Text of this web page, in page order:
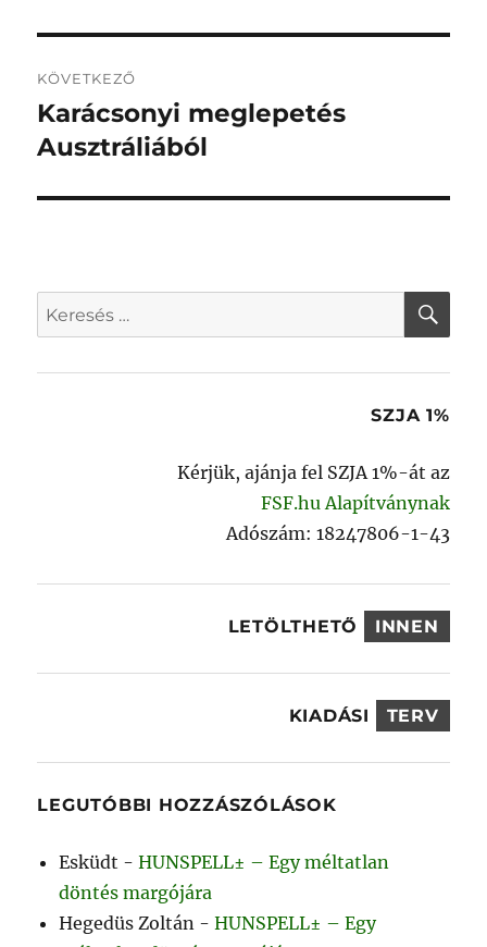
KÖVETKEZŐ
Következő
bejegyzés:
Karácsonyi meglepetés
Ausztráliából
Keresés
a
SZJA 1%
Kérjük, ajánja fel SZJA 1%-át az
FSF.hu Alapítványnak
Adószám: 18247806-1-43
LETÖLTHETŐ INNEN
KIADÁSI TERV
LEGUTÓBBI HOZZÁSZÓLÁSOK
Esküdt -HUNSPELL± – Egy méltatlan
döntés margójára
Hegedüs Zoltán -HUNSPELL± – Egy